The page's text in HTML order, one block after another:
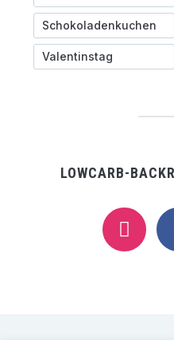
Schokoladenkuchen
Valentinstag
LOWCARB-
instagram